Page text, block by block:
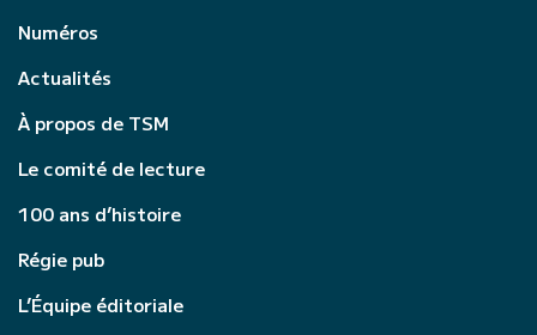
Numéros
Actualités
À propos de TSM
Le comité de lecture
100 ans d’histoire
Régie pub
L’Équipe éditoriale